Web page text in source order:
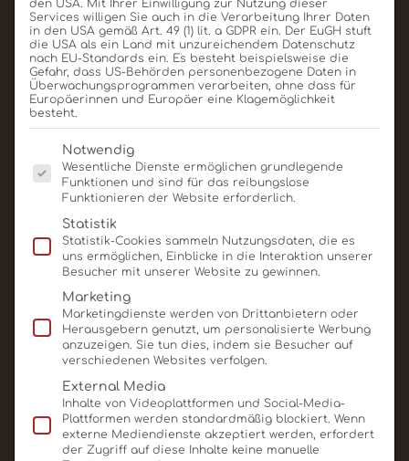
schaffen und Gesetze durchsetzen, NGOs das
Bewusstsein für Nachhaltigkeit schärfen und die
Konsumenten müssen nachhaltige Produkte
kaufen“. ‘Forever Chocolate‘ ist eine Einladung an
alle Anspruchsgruppen, mit uns gemeinsam
strukturelle Lösungen für die Probleme bei der
Herstellung nachhaltiger Schokoladen- und
Kakaoprodukte zu finden.**
Schokologo möchte durch den vermehrten Einsatz
nachhaltiger Schokolade in unserem Rahmen einen
Beitrag zur Verbesserung der Lebensverhältnisse
und Arbeitsbedingungen sowie des Ökosystems in
den Anbauländern leisten.
* www.barry-callebaut.com
** Medienmitteilung – Barry Callebaut 28.11.2016
Nachhaltige Verpackungen bei
Schokologo
den USA. Mit Ihrer Einwilligung zur Nutzung dieser
Services willigen Sie auch in die Verarbeitung Ihrer Daten
in den USA gemäß Art. 49 (1) lit. a GDPR ein. Der EuGH stuft
die USA als ein Land mit unzureichendem Datenschutz
nach EU-Standards ein. Es besteht beispielsweise die
Gefahr, dass US-Behörden personenbezogene Daten in
Überwachungsprogrammen verarbeiten, ohne dass für
Europäerinnen und Europäer eine Klagemöglichkeit
besteht.
Es folgt eine Liste der Service-Gruppen, für die eine
Notwendig
Wesentliche Dienste ermöglichen grundlegende
Funktionen und sind für das reibungslose
Funktionieren der Website erforderlich.
Statistik
Statistik-Cookies sammeln Nutzungsdaten, die es
uns ermöglichen, Einblicke in die Interaktion unserer
Besucher mit unserer Website zu gewinnen.
Marketing
Marketingdienste werden von Drittanbietern oder
Herausgebern genutzt, um personalisierte Werbung
anzuzeigen. Sie tun dies, indem sie Besucher auf
verschiedenen Websites verfolgen.
External Media
Inhalte von Videoplattformen und Social-Media-
Plattformen werden standardmäßig blockiert. Wenn
externe Mediendienste akzeptiert werden, erfordert
der Zugriff auf diese Inhalte keine manuelle